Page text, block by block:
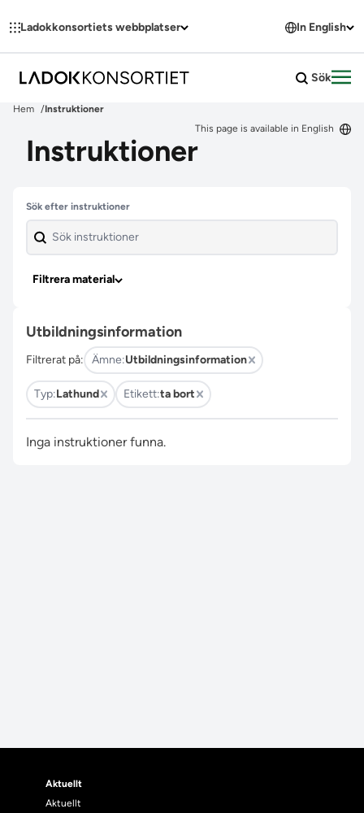
Ladokkonsortiets webbplatser In English
Sök
Hem
Instruktioner
This page is available in English
Instruktioner
Hoppa över filter
Sök efter instruktioner
Filtrera material
Utbildningsinformation
Filtrerat på: Ämne:Utbildningsinformation
Typ:Lathund Etikett:ta bort
Inga instruktioner funna.
Aktuellt
Aktuellt